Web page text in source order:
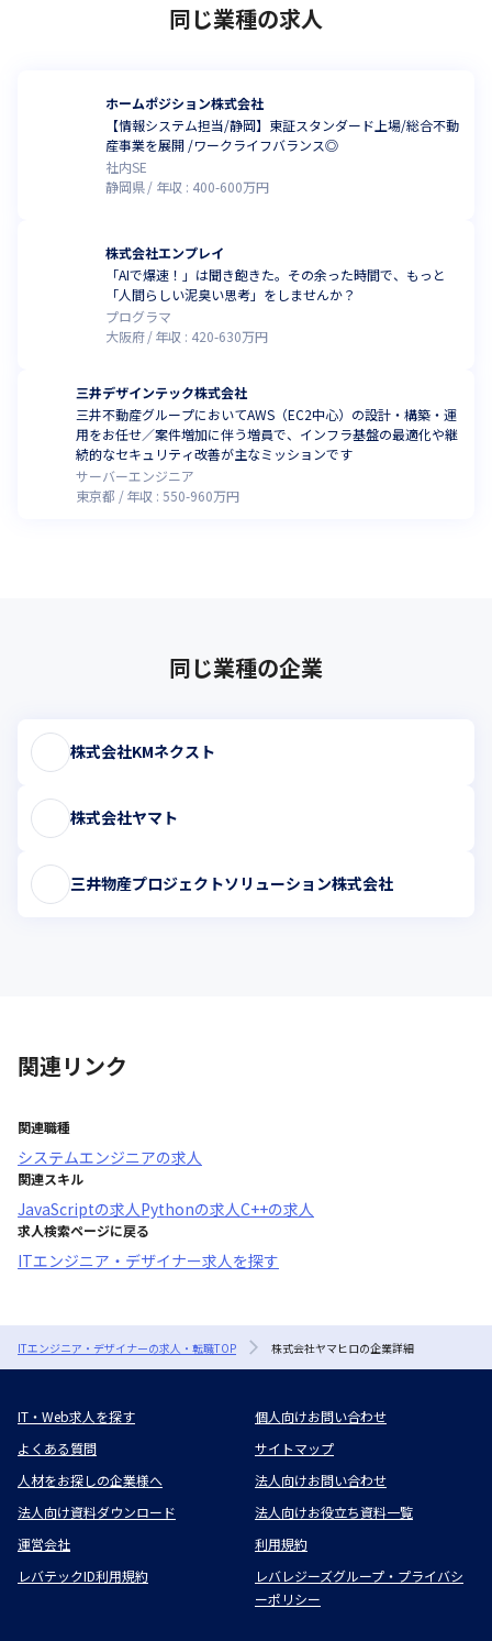
同じ業種の求人
ホームポジション株式会社
【情報システム担当/静岡】東証スタンダード上場/総合不動
産事業を展開 /ワークライフバランス◎
社内SE
静岡県
年収 : 400-600万円
株式会社エンプレイ
「AIで爆速！」は聞き飽きた。その余った時間で、もっと
「人間らしい泥臭い思考」をしませんか？
プログラマ
大阪府
年収 : 420-630万円
三井デザインテック株式会社
三井不動産グループにおいてAWS（EC2中心）の設計・構築・運
用をお任せ／案件増加に伴う増員で、インフラ基盤の最適化や継
続的なセキュリティ改善が主なミッションです
サーバーエンジニア
東京都
年収 :550-960万円
同じ業種の企業
株式会社KMネクスト
株式会社ヤマト
三井物産プロジェクトソリューション株式会社
関連リンク
関連職種
システムエンジニアの求人
関連スキル
JavaScriptの求人 Pythonの求人C++の求人
求人検索ページに戻る
ITエンジニア・デザイナー求人を探す
ITエンジニア・デザイナーの求人・転職TOP 株式会社ヤマヒロの企業詳細
IT・Web求人を探す
個人向けお問い合わせ
よくある質問
サイトマップ
人材をお探しの企業様へ
法人向けお問い合わせ
法人向け資料ダウンロード
法人向けお役立ち資料一覧
運営会社
利用規約
レバテックID利用規約
レバレジーズグループ・プライバシ
ーポリシー